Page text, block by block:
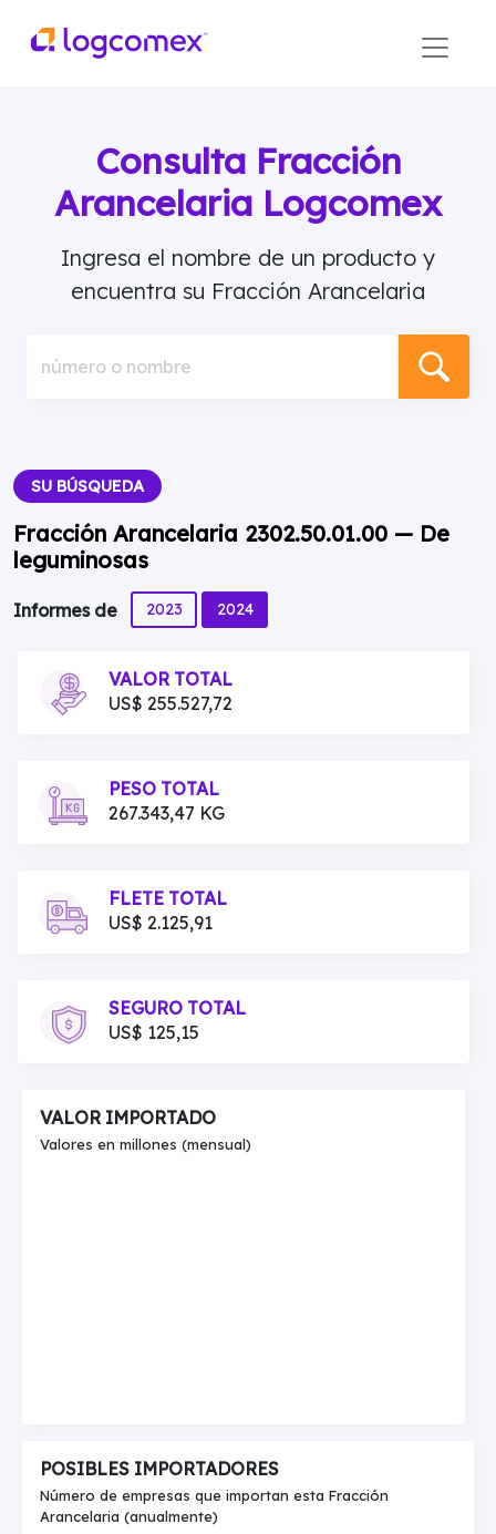
Consulta Fracción
Arancelaria Logcomex
Ingresa el nombre de un producto y
encuentra su Fracción Arancelaria
número o nombre
SU BÚSQUEDA
Fracción Arancelaria 2302.50.01.00 — De
leguminosas
Informes de 2023 2024
VALOR TOTAL
US$ 255.527,72
PESO TOTAL
267.343,47 KG
FLETE TOTAL
US$ 2.125,91
SEGURO TOTAL
US$ 125,15
VALOR IMPORTADO
Valores en millones (mensual)
POSIBLES IMPORTADORES
Número de empresas que importan esta Fracción
Arancelaria (anualmente)